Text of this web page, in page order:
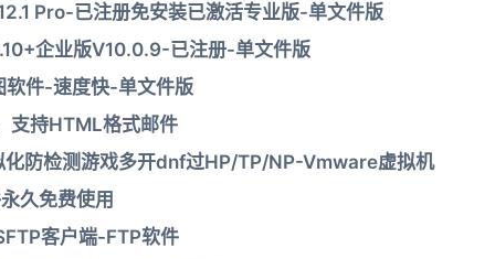
Pro-已注册免安装已激活专业版-单文件版
企业版V10.0.9-已注册-单文件版
件-速度快-单文件版
支持HTML格式邮件
防检测游戏多开dnf过HP/TP/NP-Vmware虚拟机
久免费使用
客户端-FTP软件